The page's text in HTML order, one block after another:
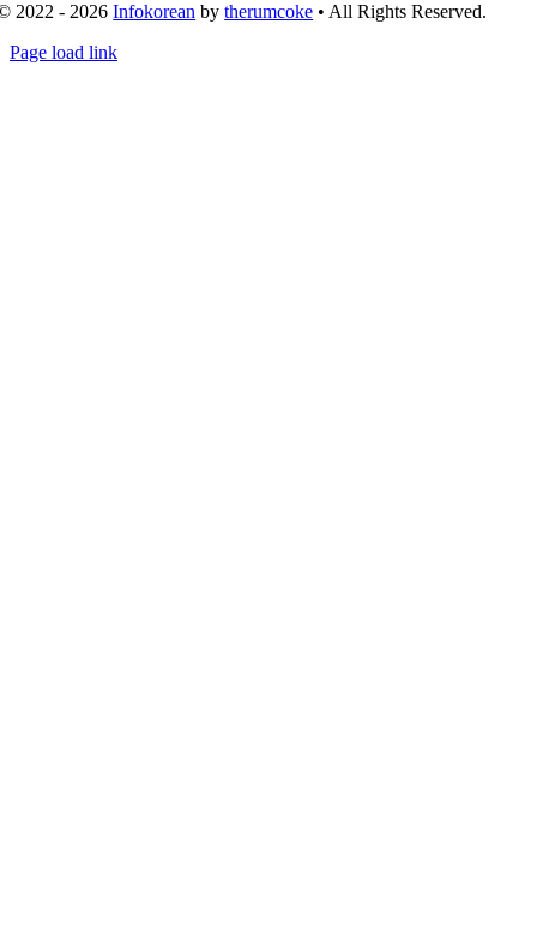
2022 - 2026Infokorean bytherumcoke • All Rights Reserved.
Toggle
Page load link